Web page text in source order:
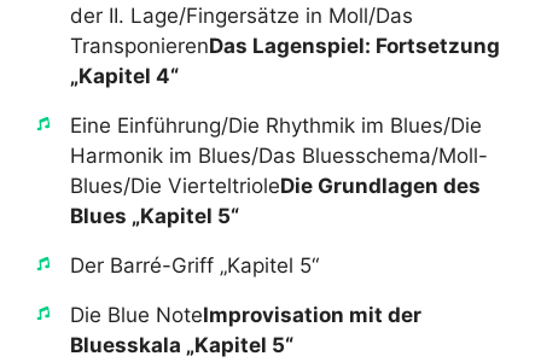
der II. Lage/Fingersätze in Moll/Das
Transponieren​Das Lagenspiel: Fortsetzung
„Kapitel 4“
​Eine Einführung/Die Rhythmik im Blues/Die
Harmonik im Blues/Das Bluesschema/Moll-
Blues/Die Vierteltriole​Die Grundlagen des
Blues „Kapitel 5“
​Der Barré-Griff „Kapitel 5“
​Die Blue Note​Improvisation mit der
Bluesskala „Kapitel 5“